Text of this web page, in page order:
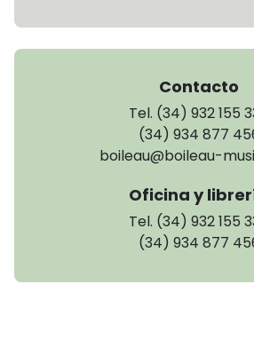
Contacto
Tel. (34) 932 155
(34) 934 877
boileau@boileau-
Oficina y
Tel. (34) 932 155
(34) 934 877